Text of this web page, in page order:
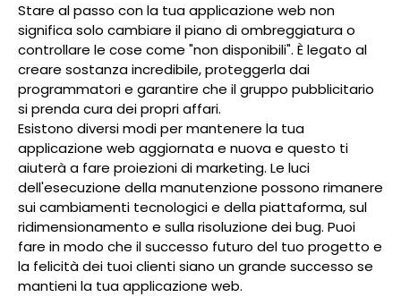
Stare al passo con la tua applicazione web non
significa solo cambiare il piano di ombreggiatura o
controllare le cose come "non disponibili". È legato al
creare sostanza incredibile, proteggerla dai
programmatori e garantire che il gruppo pubblicitario
si prenda cura dei propri affari.
Esistono diversi modi per mantenere la tua
applicazione web aggiornata e nuova e questo ti
aiuterà a fare proiezioni di marketing. Le luci
dell'esecuzione della manutenzione possono rimanere
sui cambiamenti tecnologici e della piattaforma, sul
ridimensionamento e sulla risoluzione dei bug. Puoi
fare in modo che il successo futuro del tuo progetto e
la felicità dei tuoi clienti siano un grande successo se
mantieni la tua applicazione web.